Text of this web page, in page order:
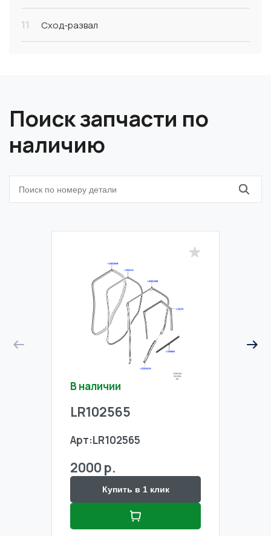
11 Сход-развал
Поиск запчасти по
наличию
В наличии
LR102565
Арт:LR102565
2000 р.
Купить в 1 клик